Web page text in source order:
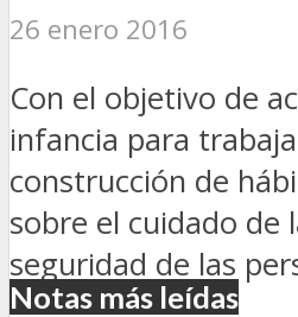
26 enero 2016
Con el objetivo de
infancia para
construcción de
sobre el cuidado de
seguridad de las
Notas más leídas